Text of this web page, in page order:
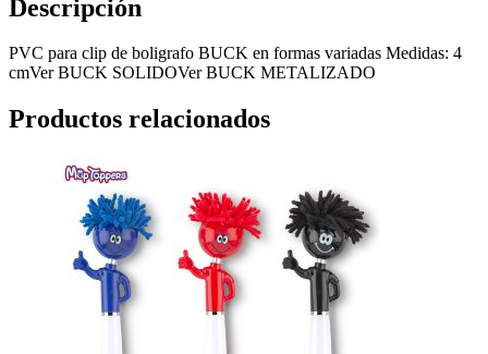
Descripción
PVC para clip de boligrafo BUCK en formas variadas Medidas: 4
cmVer BUCK SOLIDOVer BUCK METALIZADO
Productos relacionados